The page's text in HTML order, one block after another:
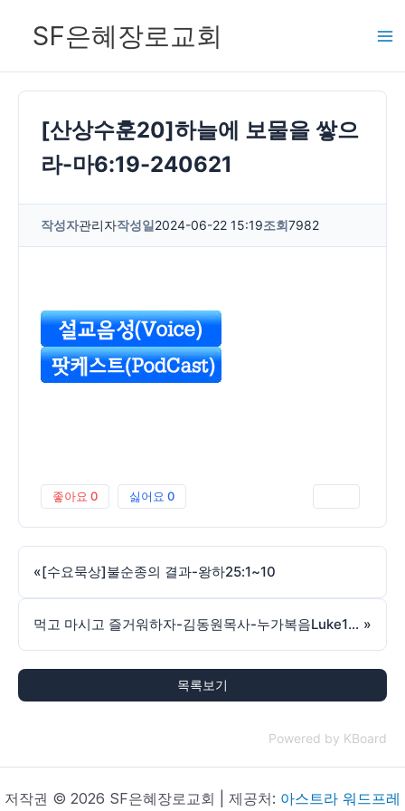
SF은혜장로교회
[산상수훈20]하늘에 보물을 쌓으
라-마6:19-240621
작성자관리자작성일2024-06-22 15:19조회7982
좋아요 0 싫어요 0
«[수요묵상]불순종의 결과-왕하25:1~10
먹고 마시고 즐거워하자-김동원목사-누가복음Luke12:19-240623 »
목록보기
Powered by KBoard
저작권 © 2026 SF은혜장로교회 | 제공처: 아스트라 워드프레